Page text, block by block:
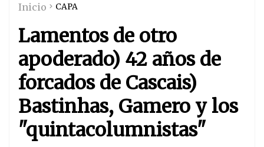
Inicio CAPA
Lamentos de otro
apoderado) 42 años de
forcados de Cascais)
Bastinhas, Gamero y los
"quintacolumnistas"